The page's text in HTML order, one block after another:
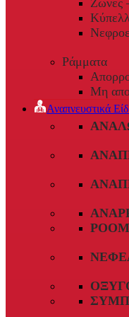
Ζώνες
Ράμματα
Μη
Αναπνευστικά